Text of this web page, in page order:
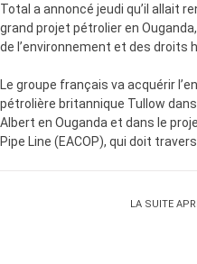
Total a annoncé jeudi qu’il allait
grand projet pétrolier en
de l’environnement et des droits
Le groupe français va acquérir
pétrolière britannique Tullow
Albert en Ouganda et dans le
Pipe Line (EACOP), qui doit
LA SUITE